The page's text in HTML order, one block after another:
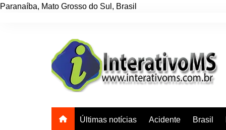
Paranaíba, Mato Grosso do Sul , Brasil
Últimas notícias Acidente Brasil